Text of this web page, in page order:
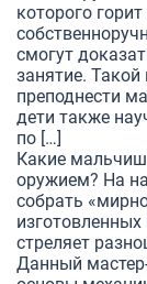
которого
смогут
занятие.
преподнести
дети также
по […]
Какие
оружием? На
собрать
стреляет
Данный